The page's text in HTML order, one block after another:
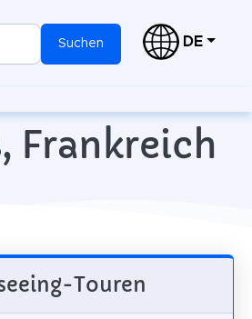
Suchen DE
Frankreich
Touren